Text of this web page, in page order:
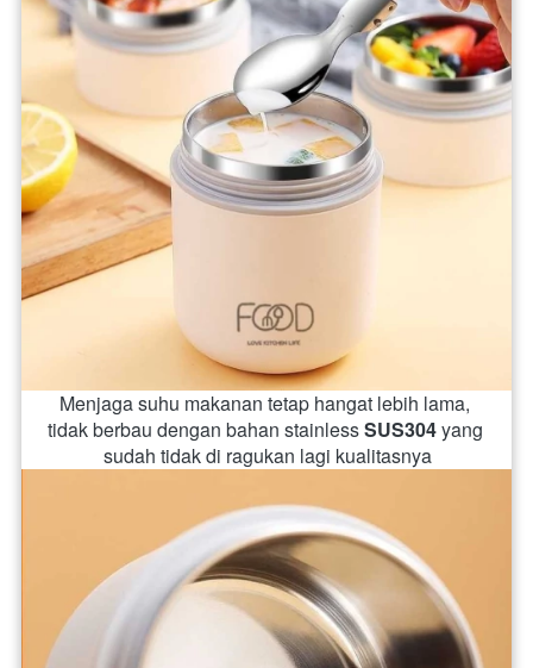
Menjaga suhu makanan tetap hangat lebih lama,
tidak berbau dengan bahan stainless SUS304 yang
sudah tidak di ragukan lagi kualitasnya